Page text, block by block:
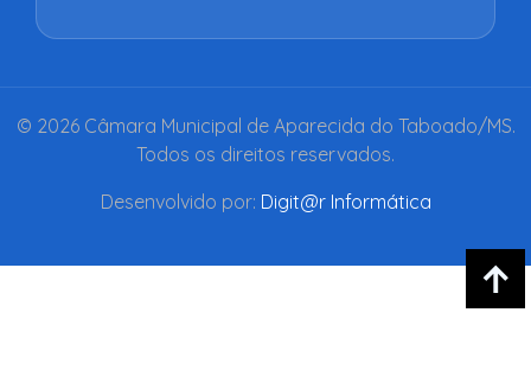
© 2026 Câmara Municipal de Aparecida do Taboado/MS.
Todos os direitos reservados.
Desenvolvido por: Digit@r Informática